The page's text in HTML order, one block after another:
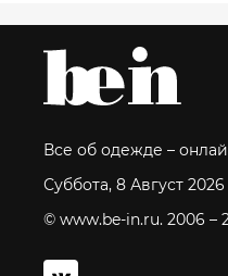
Все об одежде –
Суббота, 8 Август 2026
© www.be-in.ru. 2006 –